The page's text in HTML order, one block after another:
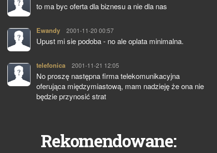
to ma byc oferta dla biznesu a nie dla nas
Ewandy pisze:
2001-11-20 00:57
Upust mi sie podoba - no ale oplata minimalna.
telefonica pisze:
2001-11-21 12:05
No proszę następna firma telekomunikacyjna
oferująca międzymiastową, mam nadzieję że ona nie
będzie przynosić strat
Rekomendowane: